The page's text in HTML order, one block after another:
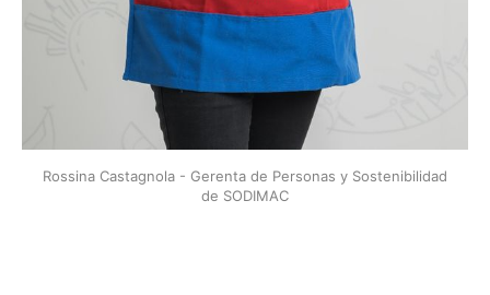
Rossina Castagnola - Gerenta de Personas y Sostenibilidad
de SODIMAC